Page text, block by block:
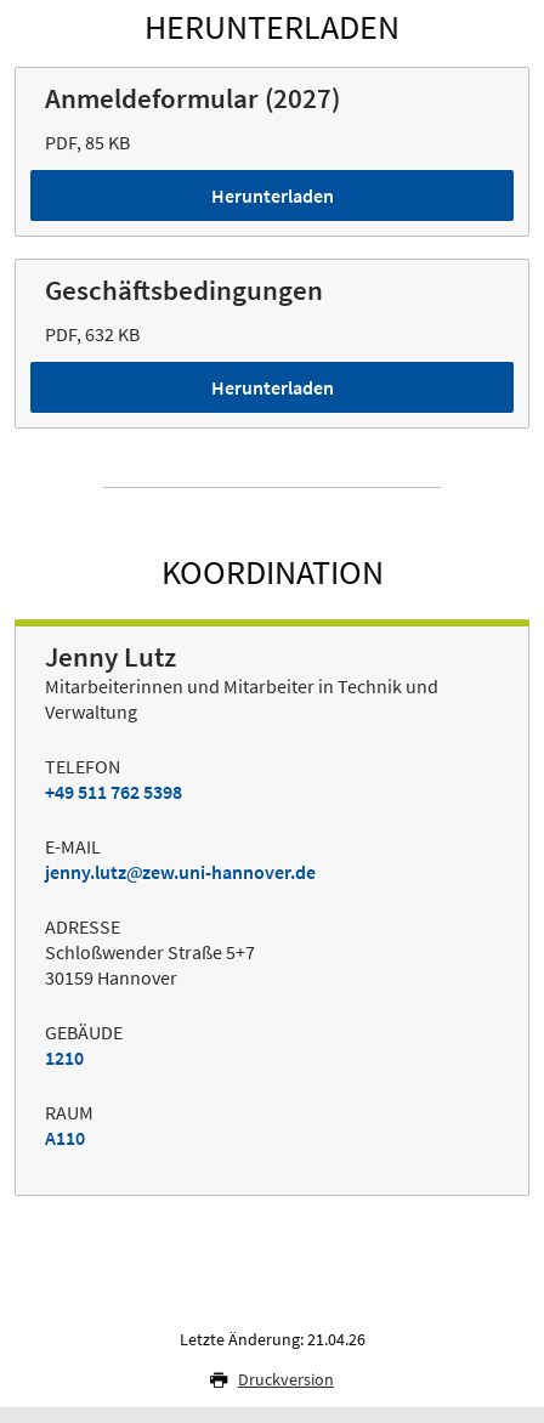
HERUNTERLADEN
Anmeldeformular (2027)
PDF, 85 KB
Herunterladen
Geschäftsbedingungen
PDF, 632 KB
Herunterladen
KOORDINATION
Jenny Lutz
Mitarbeiterinnen und Mitarbeiter in Technik und
Verwaltung
TELEFON
+49 511 762 5398
E-MAIL
jenny.lutz
zew.uni-hannover.de
ADRESSE
Schloßwender Straße 5+7
30159 Hannover
GEBÄUDE
1210
RAUM
A110
Letzte Änderung: 21.04.26
Druckversion